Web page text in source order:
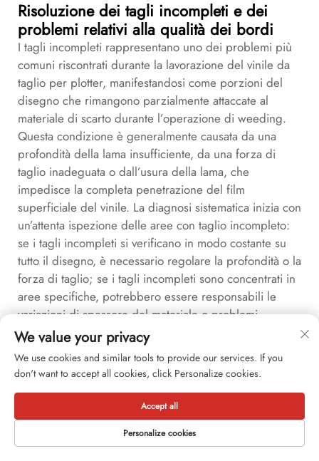
Risoluzione dei tagli incompleti e dei
problemi relativi alla qualità dei bordi
I tagli incompleti rappresentano uno dei problemi più
comuni riscontrati durante la lavorazione del vinile da
taglio per plotter, manifestandosi come porzioni del
disegno che rimangono parzialmente attaccate al
materiale di scarto durante l’operazione di weeding.
Questa condizione è generalmente causata da una
profondità della lama insufficiente, da una forza di
taglio inadeguata o dall’usura della lama, che
impedisce la completa penetrazione del film
superficiale del vinile. La diagnosi sistematica inizia con
un’attenta ispezione delle aree con taglio incompleto:
se i tagli incompleti si verificano in modo costante su
tutto il disegno, è necessario regolare la profondità o la
forza di taglio; se i tagli incompleti sono concentrati in
aree specifiche, potrebbero essere responsabili le
variazioni di spessore del materiale o problemi
meccanici del plotter; se i tagli incompleti si sviluppano
gradualmente nel tempo, è probabile che l’usura della
lama abbia raggiunto un livello tale da richiedere la
di vinile da taglio per plotter, la definizione dei
parametri ottimali di taglio richiede aggiustamenti
iterativi, incrementando progressivamente la profondità
We value your privacy
We use cookies and similar tools to provide our services. If you
don't want to accept all cookies, click Personalize cookies.
Personalize cookies
Accept all